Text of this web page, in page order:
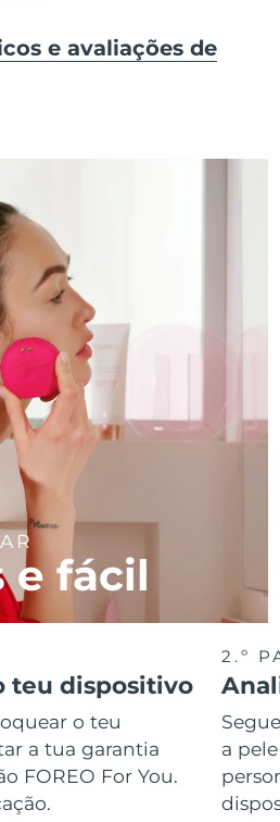
e avaliações de
e fácil
teu dispositivo
o teu
a tua garantia
FOREO For You.
2.º
a